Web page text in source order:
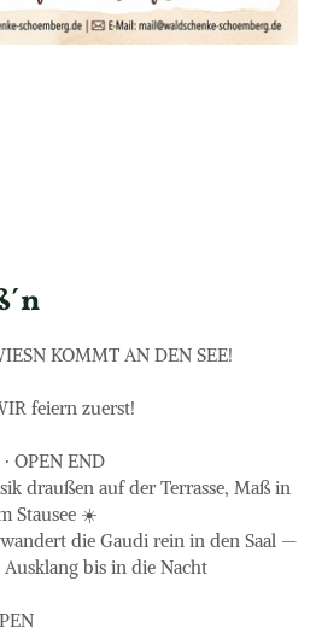
KOMMT AN DEN SEE!
feiern zuerst!
OPEN END
draußen auf der Terrasse, Maß in
Stausee ☀️
die Gaudi rein in den Saal —
bis in die Nacht